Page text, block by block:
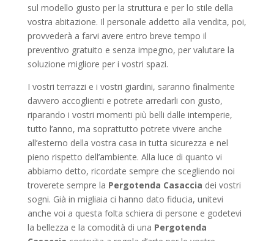
sul modello giusto per la struttura e per lo stile della
vostra abitazione. Il personale addetto alla vendita, poi,
provvederà a farvi avere entro breve tempo il
preventivo gratuito e senza impegno, per valutare la
soluzione migliore per i vostri spazi.
I vostri terrazzi e i vostri giardini, saranno finalmente
davvero accoglienti e potrete arredarli con gusto,
riparando i vostri momenti più belli dalle intemperie,
tutto l’anno, ma soprattutto potrete vivere anche
all’esterno della vostra casa in tutta sicurezza e nel
pieno rispetto dell’ambiente. Alla luce di quanto vi
abbiamo detto, ricordate sempre che scegliendo noi
troverete sempre la Pergotenda Casaccia dei vostri
sogni. Già in migliaia ci hanno dato fiducia, unitevi
anche voi a questa folta schiera di persone e godetevi
la bellezza e la comodità di una Pergotenda